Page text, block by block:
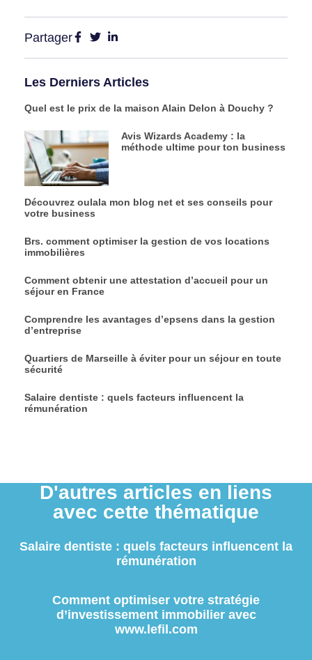
Partager
Les Derniers Articles
Quel est le prix de la maison Alain Delon à Douchy ?
Avis Wizards Academy : la
méthode ultime pour ton business
Découvrez oulala mon blog net et ses conseils pour
votre business
Brs. comment optimiser la gestion de vos locations
immobilières
Comment obtenir une attestation d’accueil pour un
séjour en France
Comprendre les avantages d’epsens dans la gestion
d’entreprise
Quartiers de Marseille à éviter pour un séjour en toute
sécurité
Salaire dentiste : quels facteurs influencent la
rémunération
D'autres articles en liens
avec cette thématique
Salaire dentiste : quels facteurs influencent la
rémunération
Comment optimiser votre stratégie
d’investissement immobilier avec
www.lefil.com